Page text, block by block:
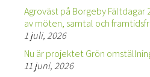
Agroväst på Borgeby Fältdagar
av möten, samtal och
1 juli, 2026
Nu är projektet Grön
11 juni, 2026